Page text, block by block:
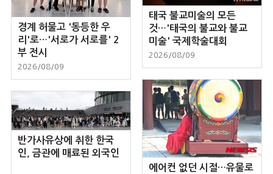
경계 허물고 '동등한 우
리'로…'서로가 서로를' 2
부 전시
2026/08/09
태국 불교미술의 모든
것…'태국의 불교와 불교
미술' 국제학술대회
2026/08/09
에어컨 없던 시절…유물로
반가사유상에 취한 한국
인, 금관에 매료된 외국인